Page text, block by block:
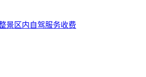
景区内自驾服务收费